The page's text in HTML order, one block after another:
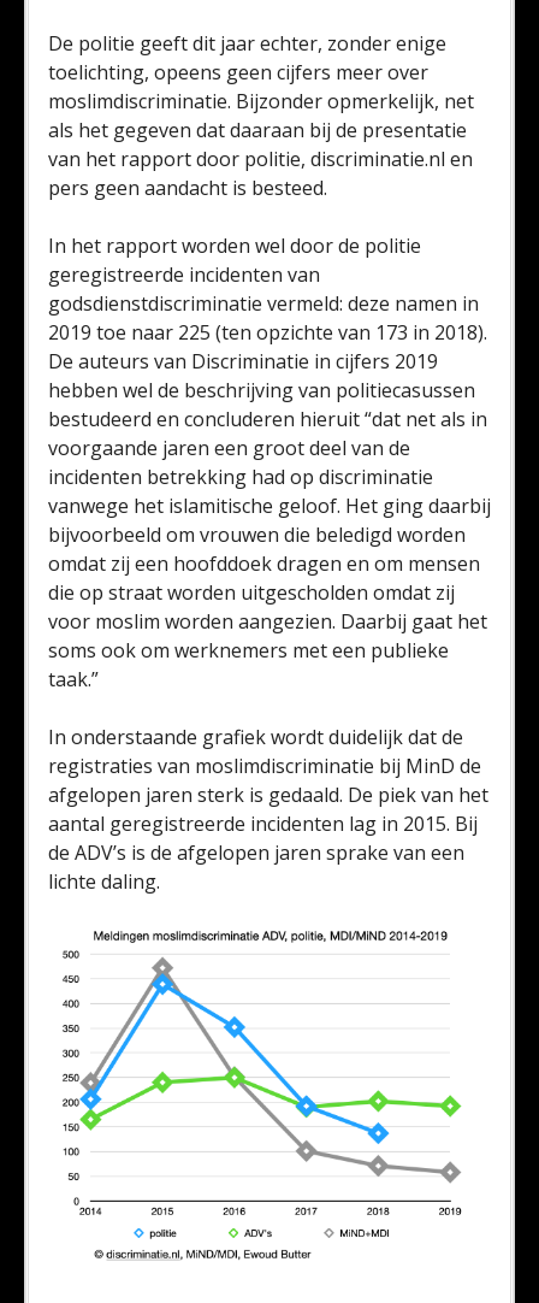
De politie geeft dit jaar echter, zonder enige
toelichting, opeens geen cijfers meer over
moslimdiscriminatie. Bijzonder opmerkelijk, net
als het gegeven dat daaraan bij de presentatie
van het rapport door politie, discriminatie.nl en
pers geen aandacht is besteed.
In het rapport worden wel door de politie
geregistreerde incidenten van
godsdienstdiscriminatie vermeld: deze namen in
2019 toe naar 225 (ten opzichte van 173 in 2018).
De auteurs van Discriminatie in cijfers 2019
hebben wel de beschrijving van politiecasussen
bestudeerd en concluderen hieruit “dat net als in
voorgaande jaren een groot deel van de
incidenten betrekking had op discriminatie
vanwege het islamitische geloof. Het ging daarbij
bijvoorbeeld om vrouwen die beledigd worden
omdat zij een hoofddoek dragen en om mensen
die op straat worden uitgescholden omdat zij
voor moslim worden aangezien. Daarbij gaat het
soms ook om werknemers met een publieke
taak.”
In onderstaande grafiek wordt duidelijk dat de
registraties van moslimdiscriminatie bij MinD de
afgelopen jaren sterk is gedaald. De piek van het
aantal geregistreerde incidenten lag in 2015. Bij
de ADV’s is de afgelopen jaren sprake van een
lichte daling.